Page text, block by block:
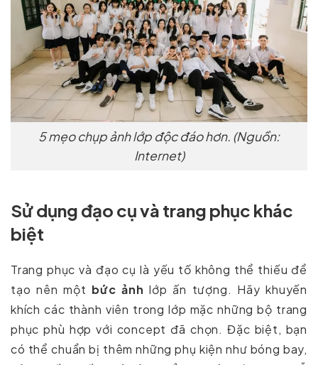
5 mẹo chụp ảnh lớp độc đáo hơn. (Nguồn:
Internet)
Sử dụng đạo cụ và trang phục khác
biệt
Trang phục và đạo cụ là yếu tố không thể thiếu để
tạo nên một bức ảnh lớp ấn tượng. Hãy khuyến
khích các thành viên trong lớp mặc những bộ trang
phục phù hợp với concept đã chọn. Đặc biệt, bạn
có thể chuẩn bị thêm những phụ kiện như bóng bay,